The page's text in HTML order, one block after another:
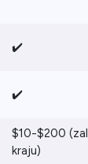
✔️
✔️
$10-$200
kraju)